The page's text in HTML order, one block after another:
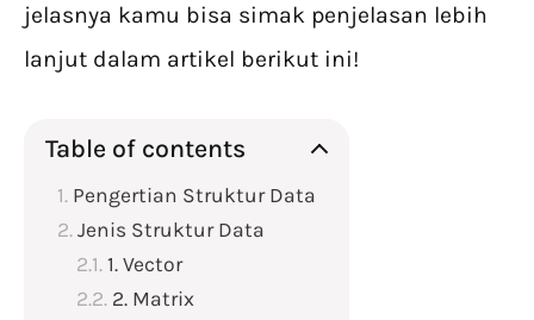
jelasnya kamu bisa simak penjelasan lebih
lanjut dalam artikel berikut ini!
Table of contents
Pengertian Struktur Data
Jenis Struktur Data
1. Vector
2. Matrix